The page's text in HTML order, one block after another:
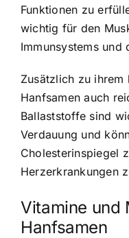
Funktionen zu
wichtig für den
Immunsystems und
Zusätzlich zu ihrem
Hanfsamen auch
Ballaststoffe sind
Verdauung und
Cholesterinspiegel
Herzerkrankungen
Vitamine und
Hanfsamen